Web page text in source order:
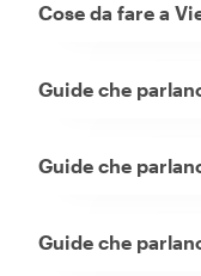
Cose da fare a
Guide che
Guide che
Guide che